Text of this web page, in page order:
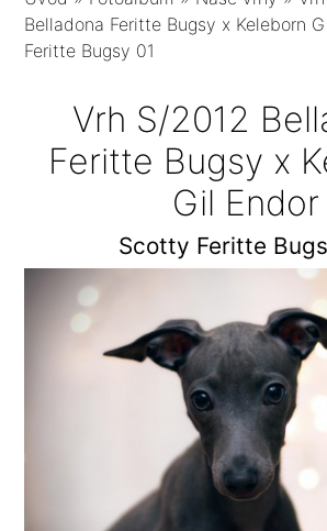
Belladona Feritte Bugsy x Keleborn
Feritte Bugsy 01
Vrh S/2012
Feritte Bugsy x
Gil Endor
Scotty Feritte